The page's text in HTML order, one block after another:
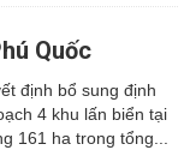
Quốc
định bổ sung định
4 khu lấn biển tại
161 ha trong tổng...